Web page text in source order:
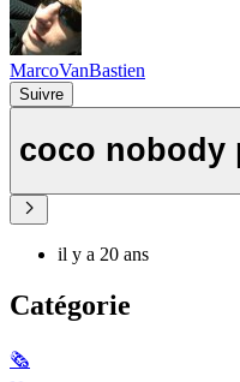
MarcoVanBastien
Suivre
coco nobody
il y a 20 ans
Catégorie
🗞